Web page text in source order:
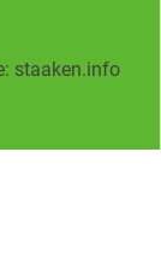
staaken.info